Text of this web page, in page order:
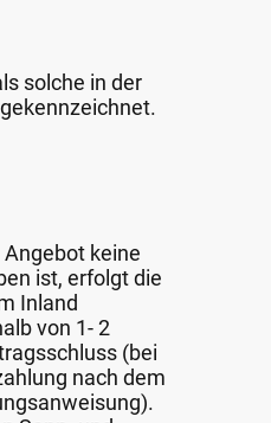
solche in der
keine
ist, erfolgt die
Inland
von 1- 2
(bei
nach dem